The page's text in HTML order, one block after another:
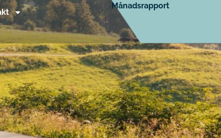
Månadsrapport